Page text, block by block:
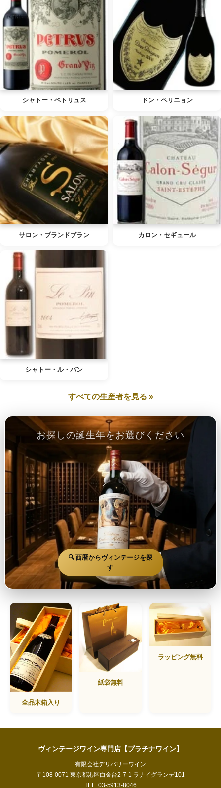
シャトー・ペトリュス ドン・ペリニョン
サロン・ブランドブラン カロン・セギュール
シャトー・ル・パン
すべての生産者を見る »
お探しの誕生年をお選びください
🔍 西暦からヴィンテージを探
す
全品木箱入り
紙袋無料
ラッピング無料
ヴィンテージワイン専門店【プラチナワイン】
有限会社デリバリーワイン
〒108-0071 東京都港区白金台2-7-1 ラナイグランデ101
TEL: 03-5913-8046